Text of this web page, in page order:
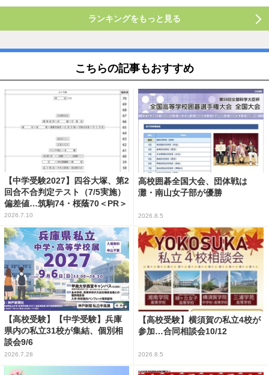
ランキングをもっと見る
こちらの記事もおすすめ
【中学受験2027】四谷大塚、第2
回合不合判定テスト（7/5実施）
偏差値…筑駒74・桜蔭70＜PR＞
2026.7.10
高校囲碁全国大会、団体戦は
灘・南山女子部が優勝
2026.8.5
【高校受験】【中学受験】兵庫
県内の私立31校が集結、個別相
談会9/6
2026.7.28
【高校受験】横須賀の私立4校が
参加…合同相談会10/12
2026.8.5